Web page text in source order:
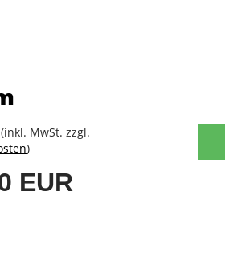
MwSt. zzgl.
)
EUR